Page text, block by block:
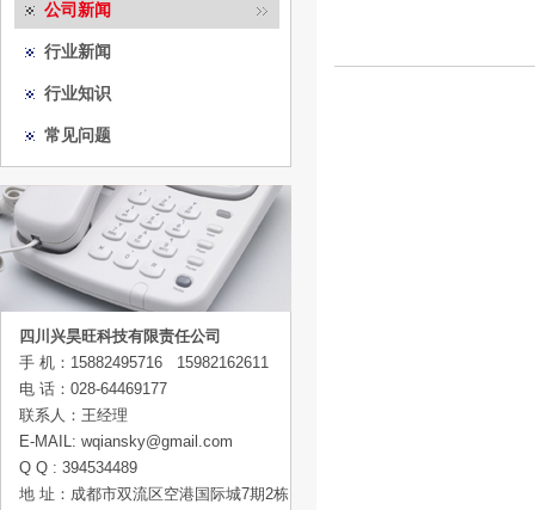
公司新闻
行业新闻
行业知识
常见问题
四川兴昊旺科技有限责任公司
手 机：15882495716 15982162611
电 话：028-64469177
联系人：王经理
E-MAIL: wqiansky@gmail.com
Q Q : 394534489
地 址：成都市双流区空港国际城7期2栋